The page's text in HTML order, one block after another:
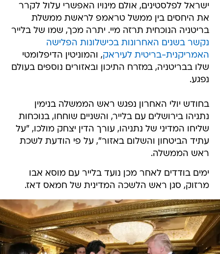
ישראל לפלסטינים, אולם מינויו האפשרי עלול לקרר
את היחסים בין ממשל טראמפ לראשת ממשלת
בריטניה הנוכחית תרזה מיי. יתרה מכך, שמו של בלייר
נקשר בשנים האחרונות בכישלונות הפלישה
האמריקנית-בריטית לעיראק, והמוניטין הדיפלומטי
שלו בבריטניה, במזרח התיכון ובאזורים נוספים בעולם
נפגע.
בחודש יולי האחרון נפגש ראש הממשלה בנימין
נתניהו בירושלים עם בלייר, והשניים שוחחו, בנוכחות
שליחו המדיני של נתניהו, עורך הדין יצחק מולכו, "על
עתיד הביטחון והשלום באזור", על פי הודעת לשכת
ראש הממשלה.
ימים בודדים לאחר מכן נועד בלייר עם מוסא אבו
מרזוק, סגן ראש הלשכה המדינית של חמאס דאז.